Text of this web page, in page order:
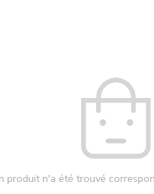
produit n'a été trouvé